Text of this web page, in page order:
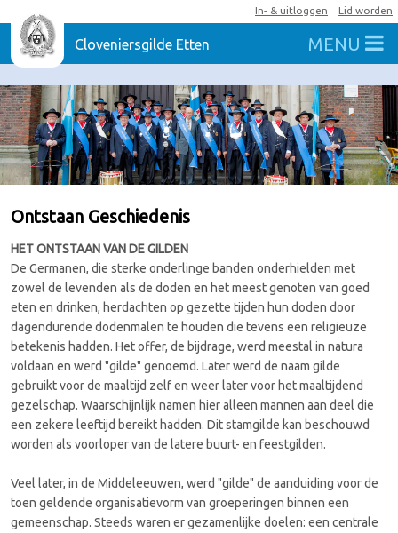
Cloveniersgilde Etten
In- & uitloggen Lid worden
MENU
Ontstaan Geschiedenis
HET ONTSTAAN VAN DE GILDEN
De Germanen, die sterke onderlinge banden onderhielden met
zowel de levenden als de doden en het meest genoten van goed
eten en drinken, herdachten op gezette tijden hun doden door
dagendurende dodenmalen te houden die tevens een religieuze
betekenis hadden. Het offer, de bijdrage, werd meestal in natura
voldaan en werd "gilde" genoemd. Later werd de naam gilde
gebruikt voor de maaltijd zelf en weer later voor het maaltijdend
gezelschap. Waarschijnlijk namen hier alleen mannen aan deel die
een zekere leeftijd bereikt hadden. Dit stamgilde kan beschouwd
worden als voorloper van de latere buurt- en feestgilden.
Veel later, in de Middeleeuwen, werd "gilde" de aanduiding voor de
toen geldende organisatievorm van groeperingen binnen een
gemeenschap. Steeds waren er gezamenlijke doelen: een centrale